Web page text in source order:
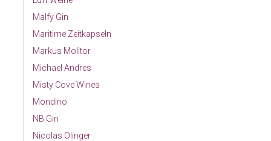
Malfy Gin
Maritime Zeitkapseln
Markus Molitor
Michael Andres
Misty Cove Wines
Mondino
NB Gin
Nicolas Olinger